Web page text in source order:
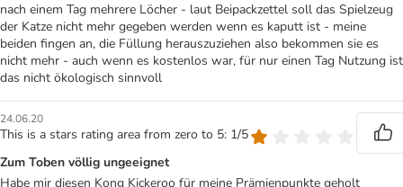
nach einem Tag mehrere Löcher - laut Beipackzettel soll das Spielzeug
der Katze nicht mehr gegeben werden wenn es kaputt ist - meine
beiden fingen an, die Füllung herauszuziehen also bekommen sie es
nicht mehr - auch wenn es kostenlos war, für nur einen Tag Nutzung ist
das nicht ökologisch sinnvoll
24.06.20
This is a stars rating area from zero to 5: 1/5
Zum Toben völlig ungeeignet
Habe mir diesen Kong Kickeroo für meine Prämienpunkte geholt